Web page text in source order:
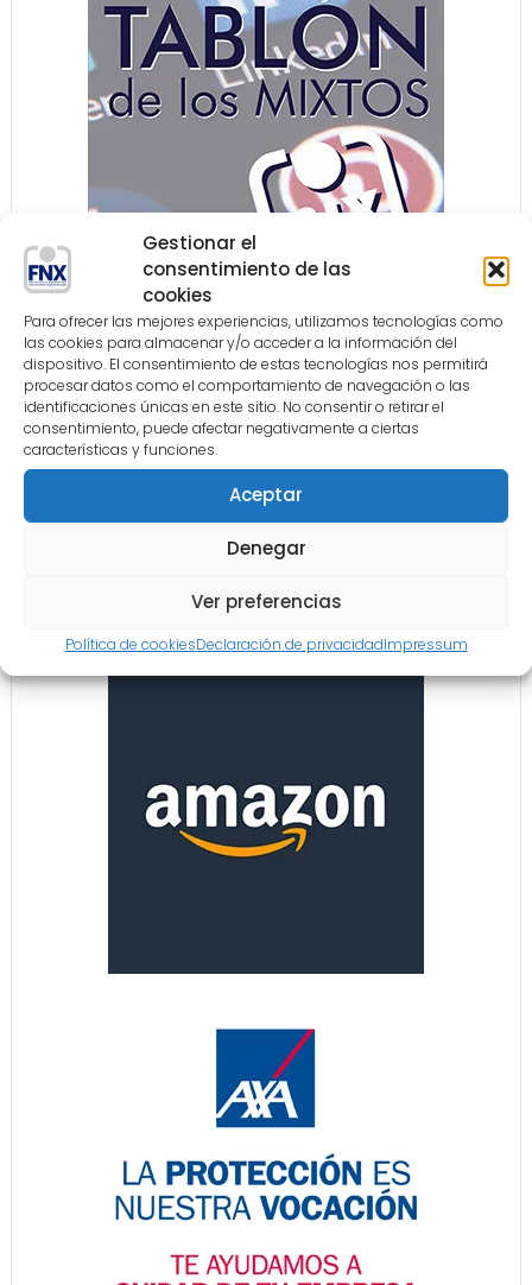
Gestionar el
consentimiento de las
cookies
Para ofrecer las mejores experiencias, utilizamos tecnologías como
las cookies para almacenar y/o acceder a la información del
dispositivo. El consentimiento de estas tecnologías nos permitirá
procesar datos como el comportamiento de navegación o las
identificaciones únicas en este sitio. No consentir o retirar el
consentimiento, puede afectar negativamente a ciertas
características y funciones.
Aceptar
Denegar
Ver preferencias
Política de cookiesDeclaración de privacidadImpressum
COLABORADORES